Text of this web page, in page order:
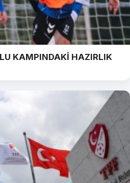
KAMPINDAKİ HAZIRLIK